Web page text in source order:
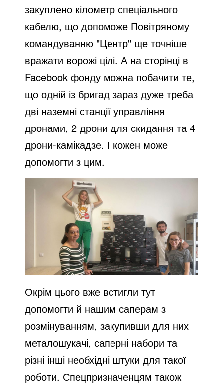
закуплено кілометр спеціального
кабелю, що допоможе Повітряному
командуванню "Центр" ще точніше
вражати ворожі цілі. А на сторінці в
Facebook фонду можна побачити те,
що одній із бригад зараз дуже треба
дві наземні станції управління
дронами, 2 дрони для скидання та 4
дрони-камікадзе. І кожен може
допомогти з цим.
Окрім цього вже встигли тут
допомогти й нашим саперам з
розмінуванням, закупивши для них
металошукачі, саперні набори та
різні інші необхідні штуки для такої
роботи. Спецпризначенцям також